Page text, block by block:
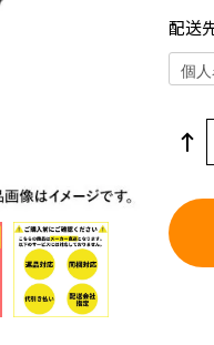
配送